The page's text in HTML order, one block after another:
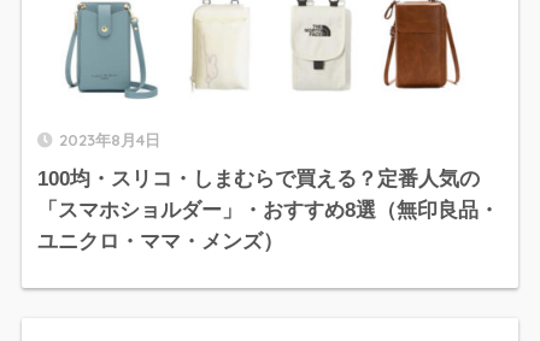
2023年8月4日
100均・スリコ・しまむらで買える？定番人気の
「スマホショルダー」・おすすめ8選（無印良品・
ユニクロ・ママ・メンズ）